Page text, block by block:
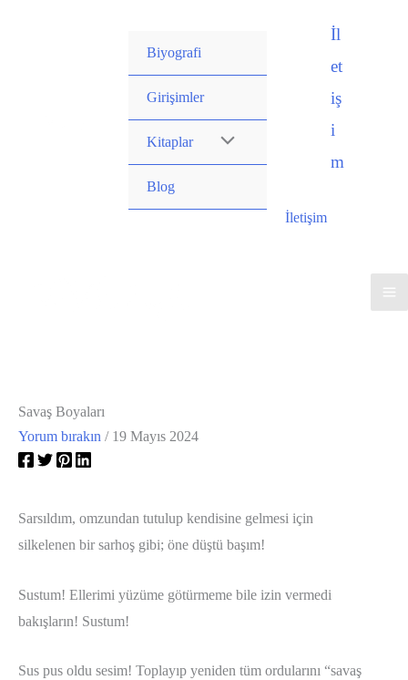
Biyografi
Girişimler
Kitaplar
Blog
İl
et
iş
i
m
İletişim
Savaş Boyaları
Yorum bırakın / 19 Mayıs 2024
Sarsıldım, omzundan tutulup kendisine gelmesi için
silkelenen bir sarhoş gibi; öne düştü başım!
Sustum! Ellerimi yüzüme götürmeme bile izin vermedi
bakışların! Sustum!
Sus pus oldu sesim! Toplayıp yeniden tüm ordularını “savaş